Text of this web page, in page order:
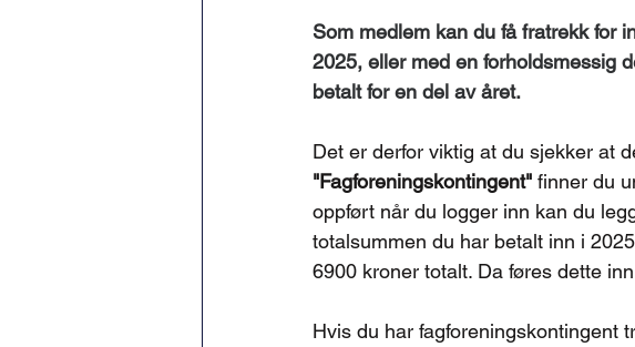
Som medlem kan du få fratrekk for
2025, eller med en forholdsmessig
betalt for en del av året.
Det er derfor viktig at du sjekker at
"Fagforeningskontingent" finner du
oppført når du logger inn kan du
totalsummen du har betalt inn i
6900 kroner totalt. Da føres dette
Hvis du har fagforeningskontingent